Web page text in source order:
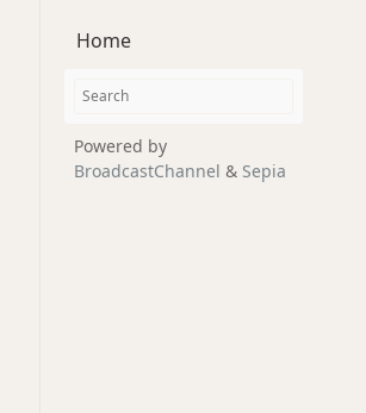
Home
Powered by
BroadcastChannel & Sepia